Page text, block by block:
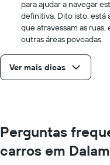
para ajudar a navegar
definitiva. Dito isto, está
que atravessam as
outras áreas povoadas.
Ver mais dicas
Perguntas
carros em